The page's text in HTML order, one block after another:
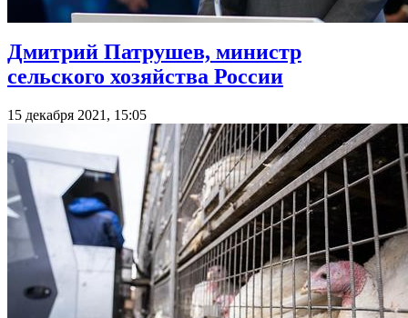
Дмитрий Патрушев, министр
сельского хозяйства России
15 декабря 2021, 15:05